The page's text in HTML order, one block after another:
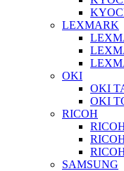
LEXMARK
OKI
OKI
OKI
RICOH
SAMSUNG